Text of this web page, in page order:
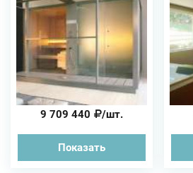
9 709 440 /шт.
Показать